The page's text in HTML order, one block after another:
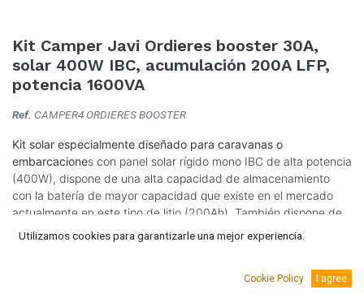
Kit Camper Javi Ordieres booster 30A,
solar 400W IBC, acumulación 200A LFP,
potencia 1600VA
Ref. CAMPER4 ORDIERES BOOSTER
Kit solar especialmente diseñado para caravanas o
embarcaciones con panel solar rígido mono IBC de alta potencia
(400W), dispone de una alta capacidad de almacenamiento
con la batería de mayor capacidad que existe en el mercado
actualmente en este tipo de litio (200Ah). También dispone de
un potente inversor/cargador Multiplus Victron de 1600VA y
booster Smart Orion-Tr 30A de Victron.
¡Consiga un plus de energía solar para su camper,
Utilizamos cookies para garantizarle una mejor experiencia.
Cookie Policy I agree